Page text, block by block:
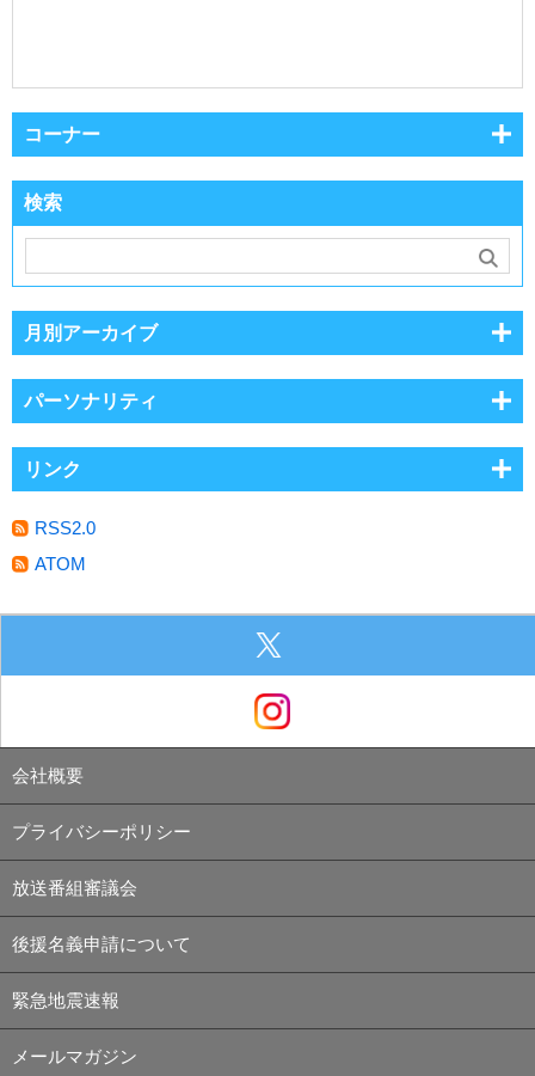
コーナー
検索
月別アーカイブ
パーソナリティ
リンク
RSS2.0
ATOM
会社概要
プライバシーポリシー
放送番組審議会
後援名義申請について
緊急地震速報
メールマガジン